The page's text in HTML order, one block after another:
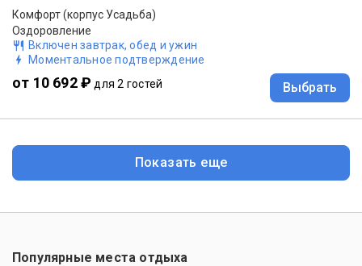
Комфорт (корпус Усадьба)
Оздоровление
Включен завтрак, обед и ужин
Моментальное подтверждение
от 10 692 ₽ для 2 гостей Выбрать
Показать еще
Популярные места отдыха